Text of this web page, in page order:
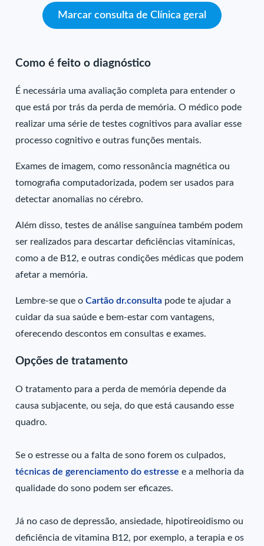
Marcar consulta de Clínica geral
Como é feito o diagnóstico
É necessária uma avaliação completa para entender o
que está por trás da perda de memória. O médico pode
realizar uma série de testes cognitivos para avaliar esse
processo cognitivo e outras funções mentais.
Exames de imagem, como ressonância magnética ou
tomografia computadorizada, podem ser usados para
detectar anomalias no cérebro.
Além disso, testes de análise sanguínea também podem
ser realizados para descartar deficiências vitamínicas,
como a de B12, e outras condições médicas que podem
afetar a memória.
Lembre-se que oCartão dr.consulta pode te ajudar a
cuidar da sua saúde e bem-estar com vantagens,
oferecendo descontos em consultas e exames.
Opções de tratamento
O tratamento para a perda de memória depende da
causa subjacente, ou seja, do que está causando esse
quadro.
Se o estresse ou a falta de sono forem os culpados,
técnicas de gerenciamento do estresse e a melhoria da
qualidade do sono podem ser eficazes.
Já no caso de depressão, ansiedade, hipotireoidismo ou
deficiência de vitamina B12, por exemplo, a terapia e os